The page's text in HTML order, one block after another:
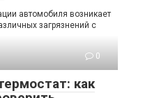
автомобиля возникает
загрязнений с
0
как